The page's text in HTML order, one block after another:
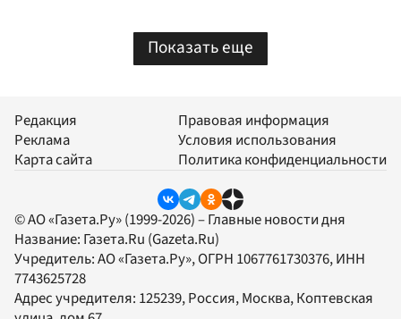
Показать еще
Редакция
Реклама
Карта сайта
Правовая информация
Условия использования
Политика конфиденциальности
© АО «Газета.Ру» (1999-2026) – Главные новости дня
Название: Газета.Ru (Gazeta.Ru)
Учредитель:АО «Газета.Ру», ОГРН 1067761730376, ИНН
7743625728
Адрес учредителя: 125239, Россия, Москва, Коптевская